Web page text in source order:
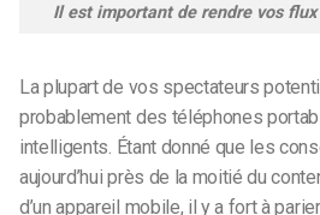
Il est important de rendre vos
La plupart de vos spectateurs
probablement des téléphones
intelligents. Étant donné que les
aujourd’hui près de la moitié du
d’un appareil mobile, il y a fort à